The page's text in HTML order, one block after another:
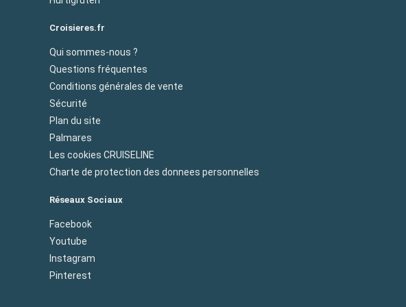
Croisieres.fr
Qui sommes-nous ?
Questions fréquentes
Conditions générales de vente
Sécurité
Plan du site
Palmares
Les cookies CRUISELINE
Charte de protection des donnees personnelles
Réseaux Sociaux
Facebook
Youtube
Instagram
Pinterest